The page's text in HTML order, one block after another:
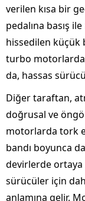
verilen kısa bir
pedalına basış
hissedilen küçük
turbo
da, hassas
Diğer taraftan,
doğrusal ve
motorlarda tork
bandı boyunca
devirlerde ortaya
sürücüler için
anlamına gelir.